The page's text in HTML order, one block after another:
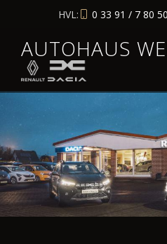
HVL: 0 33 91 / 7 80 50
AUTOHAUS